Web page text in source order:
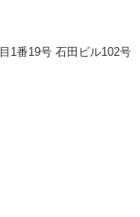
1番19号 石田ビル102号